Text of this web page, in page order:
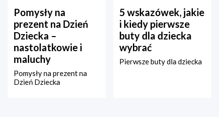
Pomysły na
prezent na Dzień
Dziecka –
nastolatkowie i
maluchy
Pomysły na prezent na
Dzień Dziecka
5 wskazówek, jakie
i kiedy pierwsze
buty dla dziecka
wybrać
Pierwsze buty dla dziecka